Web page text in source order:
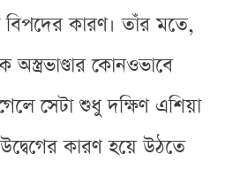
কারণ। তাঁর মতে,
অস্ত্রভাণ্ডার কোনওভাবে
সেটা শুধু দক্ষিণ এশিয়া
কারণ হয়ে উঠতে